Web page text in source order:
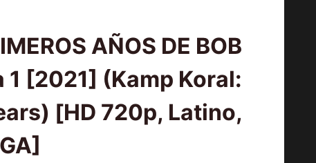
AÑOS DE BOB
1 [2021] (Kamp Koral:
[HD 720p, Latino,